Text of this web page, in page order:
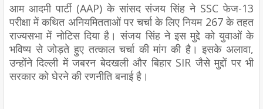
आम आदमी पार्टी (AAP) के सांसद संजय सिंह ने SSC फेज-13
परीक्षा में कथित अनियमितताओं पर चर्चा के लिए नियम 267 के तहत
राज्यसभा में नोटिस दिया है। संजय सिंह ने इस मुद्दे को युवाओं के
भविष्य से जोड़ते हुए तत्काल चर्चा की मांग की है। इसके अलावा,
उन्होंने दिल्ली में जबरन बेदखली और बिहार SIR जैसे मुद्दों पर भी
सरकार को घेरने की रणनीति बनाई है।